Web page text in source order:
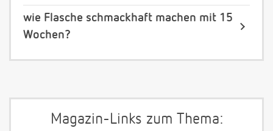
wie Flasche schmackhaft machen mit 15
Wochen?
Magazin-Links zum Thema: